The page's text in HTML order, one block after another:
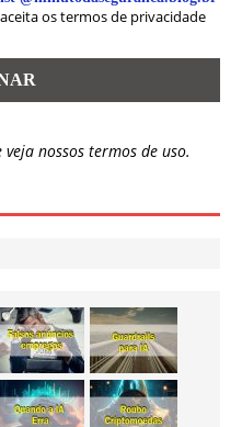
os termos de privacidade
veja nossos termos de uso.